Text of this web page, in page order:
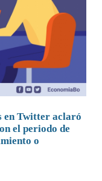
en Twitter aclaró
el periodo de
o